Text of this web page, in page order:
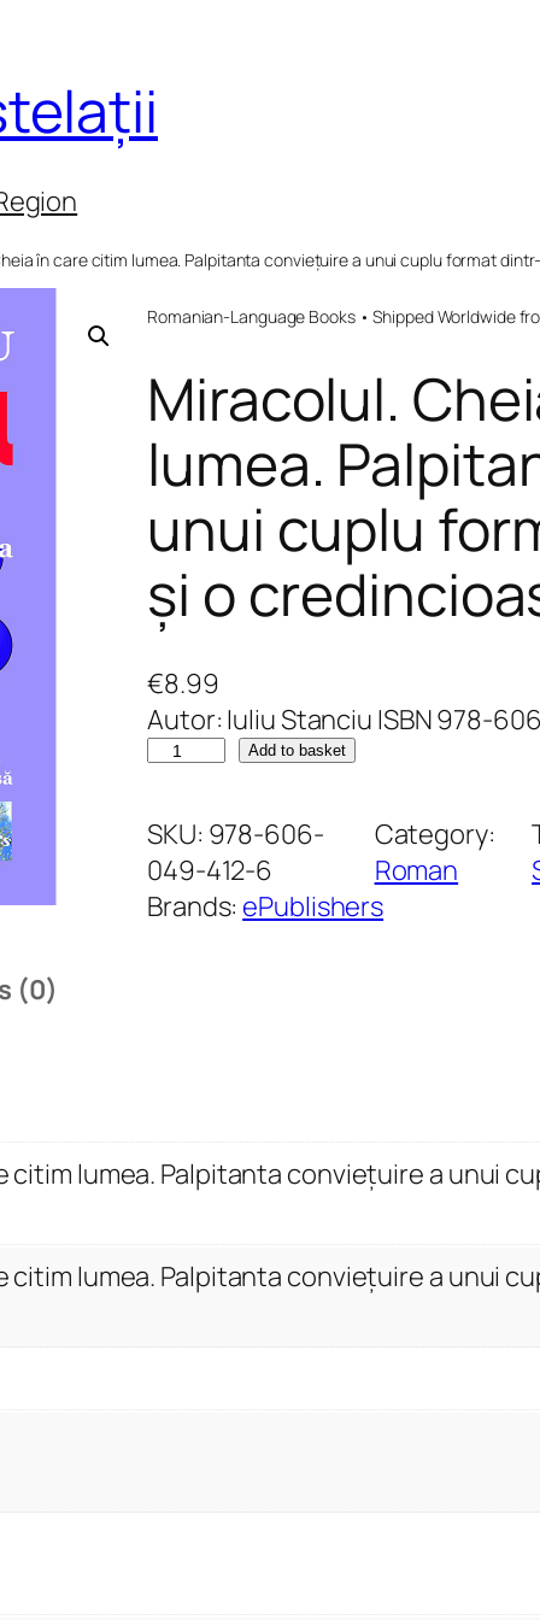
în care citim lumea. Palpitanta conviețuire a unui cuplu format
Romanian-Language Books • Shipped Worldwide
Miracolul.
lumea.
unui cuplu
și o
€8.99
Autor: Iuliu Stanciu ISBN 978-
M
r
a
c
h
e
î
a
c
Add to basket
SKU: 978-606-
049-412-6
Category:
Roman
Brands: ePublishers
(0)
citim lumea. Palpitanta conviețuire a unui
citim lumea. Palpitanta conviețuire a unui